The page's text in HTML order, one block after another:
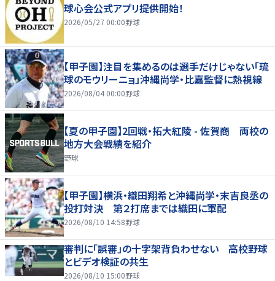
球心会公式アプリ提供開始！
2026/05/27 00:00野球
【甲子園】注目を集めるのは選手だけじゃない「琉
球のモウリーニョ」沖縄尚学・比嘉監督に熱視線
2026/08/04 00:00野球
【夏の甲子園】2回戦・拓大紅陵 - 佐賀商 両校の
地方大会戦績を紹介
野球
【甲子園】横浜・織田翔希と沖縄尚学・末吉良丞の
投打対決 第２打席までは織田に軍配
2026/08/10 14:58野球
審判に「誤審」の十字架背負わせない 高校野球
とビデオ検証の共生
2026/08/10 15:00野球